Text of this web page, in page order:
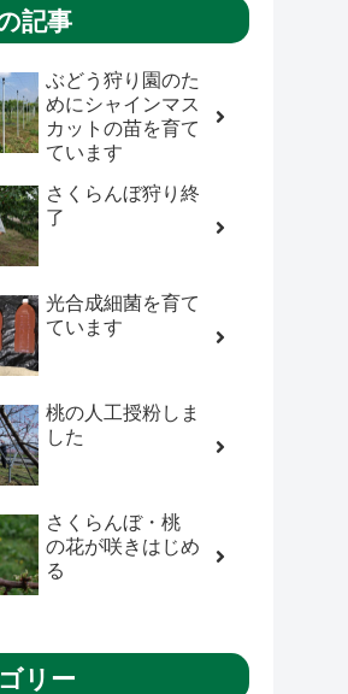
記事
ぶどう狩り園のた
めにシャインマス
カットの苗を育て
ています
さくらんぼ狩り終
了
光合成細菌を育て
ています
桃の人工授粉しま
した
さくらんぼ・桃
の花が咲きはじめ
る
リー